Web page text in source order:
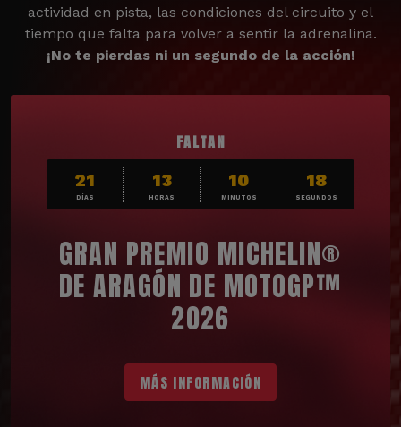
actividad en pista, las condiciones del circuito y el
tiempo que falta para volver a sentir la adrenalina.
¡No te pierdas ni un segundo de la acción!
FALTAN
21
DÍAS
13
HORAS
10
MINUTOS
17
SEGUNDOS
GRAN PREMIO MICHELIN®
DE ARAGÓN DE MOTOGP™
2026
MÁS INFORMACIÓN